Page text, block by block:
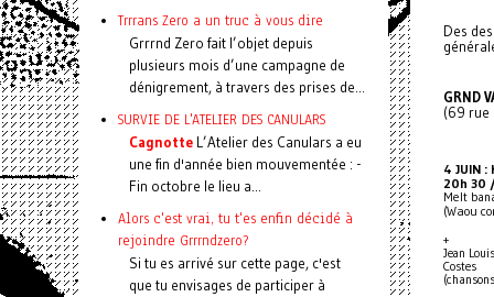
Des
GRND
(69 rue
4 JUIN :
20h 30
Melt
(Waou
+
Jean Louis
Costes
Trrrans Zero a un truc à vous dire
Grrrnd Zero fait l’objet depuis
plusieurs mois d’une campagne de
dénigrement, à travers des prises de...
SURVIE DE L'ATELIER DES CANULARS
Cagnotte L’Atelier des Canulars a eu
une fin d'année bien mouvementée : -
Fin octobre le lieu a...
Alors c'est vrai, tu t'es enfin décidé à
rejoindre Grrrndzero?
Si tu es arrivé sur cette page, c'est
que tu envisages de participer à